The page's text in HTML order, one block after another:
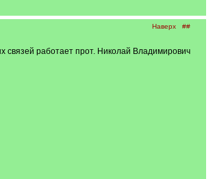
Наверх ##
связей работает прот. Николай Владимирович